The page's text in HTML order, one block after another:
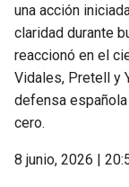
una acción
claridad durante
reaccionó en el
Vidales, Pretell y
defensa
cero.
8 junio, 2026 |